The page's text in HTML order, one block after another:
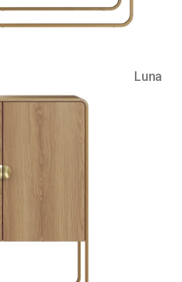
Luna